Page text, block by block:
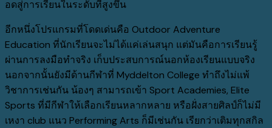
อดสู่การเรียนในระดับที่สูงขึ้น
อีกหนึ่งโปรแกรมที่โดดเด่นคือ Outdoor Adventure
Education ที่นักเรียนจะไม่ได้แค่เล่นสนุก แต่มันคือการเรียนรู้
ผ่านการลงมือทำจริง เก็บประสบการณ์นอกห้องเรียนแบบจริง
นอกจากนั้นยังมีด้านกีฬาที่ Myddelton College ทำถึงไม่แพ้
วิชาการเช่นกัน น้องๆ สามารถเข้า Sport Academies, Elite
Sports ที่มีกีฬาให้เลือกเรียนหลากหลาย หรือฝั่งสายศิลป์ก็ไม่มี
เหงา club แนว Performing Arts ก็มีเช่นกัน เรียกว่าเติมทุกสกิล